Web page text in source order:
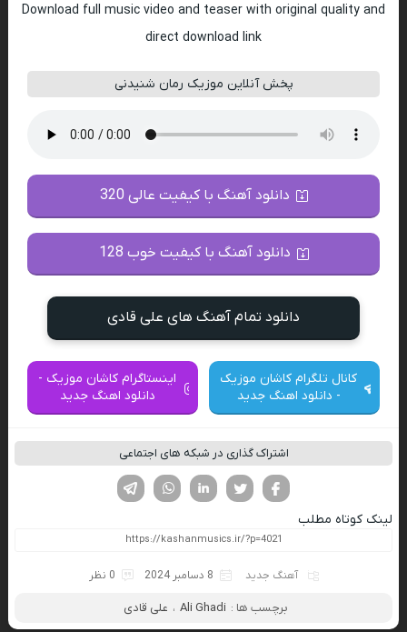
Download full music video and teaser with original quality and
direct download link
پخش آنلاین موزیک رمان شنیدنی
دانلود آهنگ با کیفیت عالی 320
دانلود آهنگ با کیفیت خوب 128
دانلود تمام آهنگ های علی قادی
کانال تلگرام کاشان موزیک
- دانلود اهنگ جدید
اینستاگرام کاشان موزیک -
دانلود اهنگ جدید
اشتراک گذاری در شبکه های اجتماعی
لینکدین تویتر
فیسوک
لینک کوتاه مطلب
آهنگ جدید 8 دسامبر 2024 0 نظر
برچسب ها : Ali Ghadi ، علی قادی